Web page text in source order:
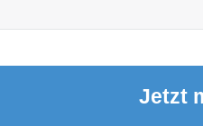
Jetzt